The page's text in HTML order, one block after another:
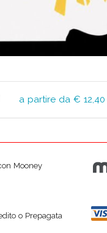
a partire da € 12,40
Mooney
o Prepagata